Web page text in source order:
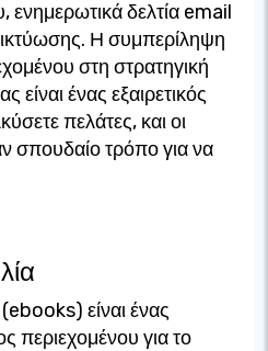
ενημερωτικά δελτία email
Η συμπερίληψη
στη στρατηγική
ένας εξαιρετικός
πελάτες, και οι
σπουδαίο τρόπο για να
είναι ένας
περιεχομένου για το